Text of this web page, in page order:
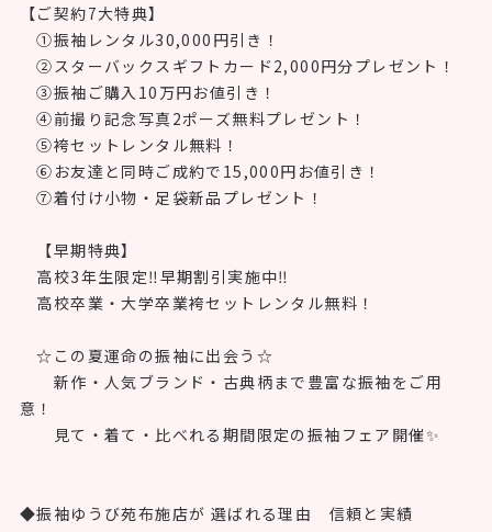
【ご契約7大特典】
①振袖レンタル30,000円引き！
②スターバックスギフトカード2,000円分プレゼント！
③振袖ご購入10万円お値引き！
④前撮り記念写真2ポーズ無料プレゼント！
⑤袴セットレンタル無料！
⑥お友達と同時ご成約で15,000円お値引き！
⑦着付け小物・足袋新品プレゼント！
【早期特典】
高校3年生限定‼早期割引実施中‼
高校卒業・大学卒業袴セットレンタル無料！
☆この夏運命の振袖に出会う☆
新作・人気ブランド・古典柄まで豊富な振袖をご用
意！
見て・着て・比べれる期間限定の振袖フェア開催✨
◆振袖ゆうび苑布施店が 選ばれる理由 信頼と実績